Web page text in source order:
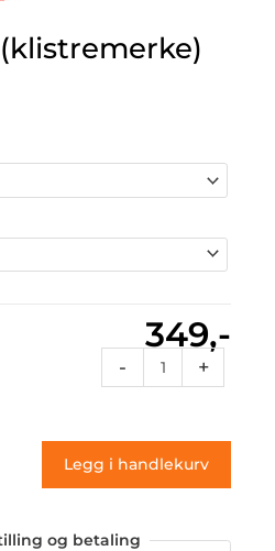
349,-
-
93a
antall
+
Legg i handlekurv
og betaling